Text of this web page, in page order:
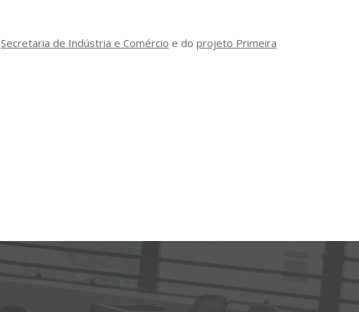
Secretaria de Indústria e Comércio e do projeto Primeira